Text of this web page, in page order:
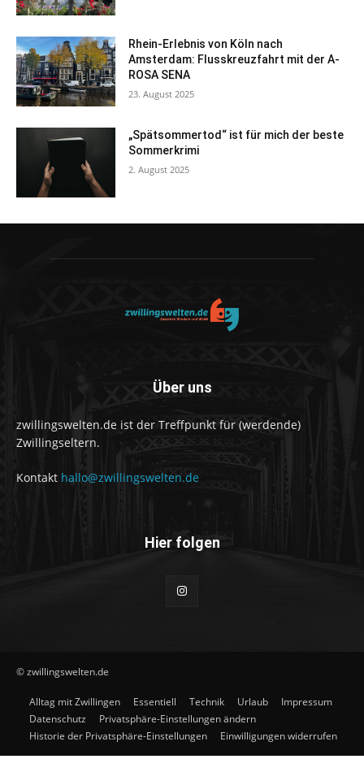
Rhein-Erlebnis von Köln nach
Amsterdam: Flusskreuzfahrt mit der A-
ROSA SENA
23. August 2025
„Spätsommertod“ ist für mich der beste
Sommerkrimi
2. August 2025
Über uns
zwillingswelten.de ist der Treffpunkt für (werdende)
Zwillingseltern.
Kontakt hallo@zwillingswelten.de
Hier folgen
© zwillingswelten.de
Alltag mit Zwillingen Essentiell Technik Urlaub
Impressum
Datenschutz
Privatsphäre-Einstellungen ändern
Historie der Privatsphäre-Einstellungen
Einwilligungen widerrufen